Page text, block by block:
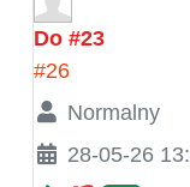
Do #23
#26
Normalny
28-05-26